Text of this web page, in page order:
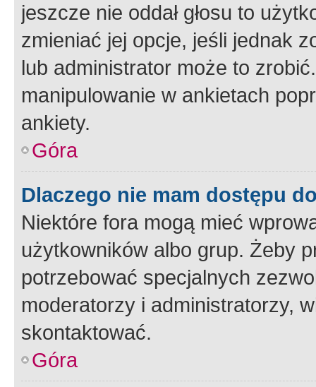
jeszcze nie oddał głosu to
zmieniać jej opcje, jeśli jednak
lub administrator może to
manipulowanie w ankietach
ankiety.
Góra
Dlaczego nie mam dostępu
Niektóre fora mogą mieć
użytkowników albo grup. Żeby
potrzebować specjalnych
moderatorzy i administratorzy,
skontaktować.
Góra